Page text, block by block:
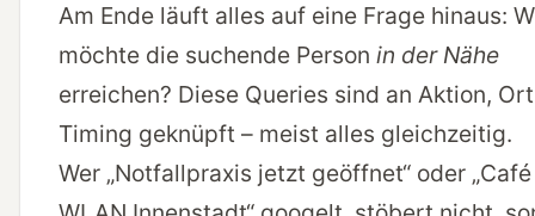
Am Ende läuft alles auf eine Frage hinaus:
möchte die suchende Person in der Nähe
erreichen? Diese Queries sind an Aktion,
Timing geknüpft – meist alles gleichzeitig.
Wer „Notfallpraxis jetzt geöffnet“ oder